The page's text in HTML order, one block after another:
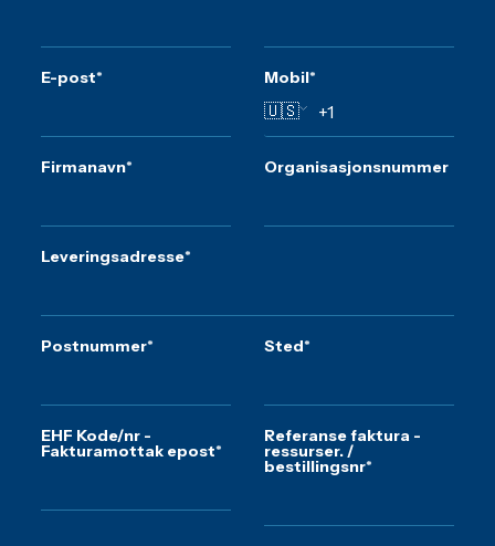
E-post* Mobil*
🇺🇸
Firmanavn* Organisasjonsnummer
Leveringsadresse*
Postnummer* Sted*
EHF Kode/nr -
Fakturamottak epost*
Referanse faktura -
ressurser. /
bestillingsnr*